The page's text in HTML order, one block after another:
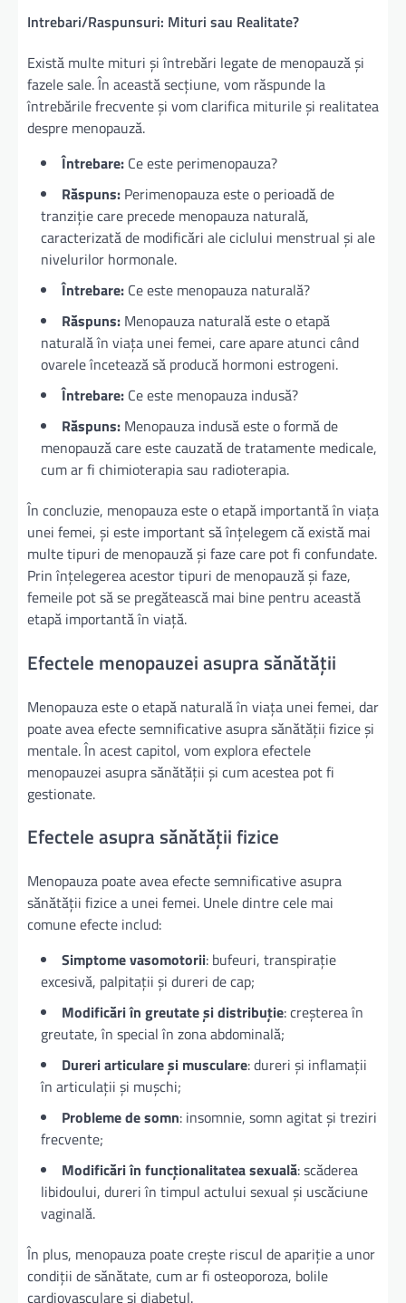
Intrebari/Raspunsuri: Mituri sau Realitate?
Există multe mituri și întrebări legate de menopauză și
fazele sale. În această secțiune, vom răspunde la
întrebările frecvente și vom clarifica miturile și realitatea
despre menopauză.
Întrebare: Ce este perimenopauza?
Răspuns: Perimenopauza este o perioadă de
tranziție care precede menopauza naturală,
caracterizată de modificări ale ciclului menstrual și ale
nivelurilor hormonale.
Întrebare: Ce este menopauza naturală?
Răspuns: Menopauza naturală este o etapă
naturală în viața unei femei, care apare atunci când
ovarele încetează să producă hormoni estrogeni.
Întrebare: Ce este menopauza indusă?
Răspuns: Menopauza indusă este o formă de
menopauză care este cauzată de tratamente medicale,
cum ar fi chimioterapia sau radioterapia.
În concluzie, menopauza este o etapă importantă în viața
unei femei, și este important să înțelegem că există mai
multe tipuri de menopauză și faze care pot fi confundate.
Prin înțelegerea acestor tipuri de menopauză și faze,
femeile pot să se pregătească mai bine pentru această
etapă importantă în viață.
Efectele menopauzei asupra sănătății
Menopauza este o etapă naturală în viața unei femei, dar
poate avea efecte semnificative asupra sănătății fizice și
mentale. În acest capitol, vom explora efectele
menopauzei asupra sănătății și cum acestea pot fi
gestionate.
Efectele asupra sănătății fizice
Menopauza poate avea efecte semnificative asupra
sănătății fizice a unei femei. Unele dintre cele mai
comune efecte includ:
Simptome vasomotorii: bufeuri, transpirație
excesivă, palpitații și dureri de cap;
Modificări în greutate și distribuție: creșterea în
greutate, în special în zona abdominală;
Dureri articulare și musculare: dureri și inflamații
în articulații și mușchi;
Probleme de somn: insomnie, somn agitat și treziri
frecvente;
Modificări în funcționalitatea sexuală: scăderea
libidoului, dureri în timpul actului sexual și uscăciune
vaginală.
În plus, menopauza poate crește riscul de apariție a unor
condiții de sănătate, cum ar fi osteoporoza, bolile
cardiovasculare și diabetul.